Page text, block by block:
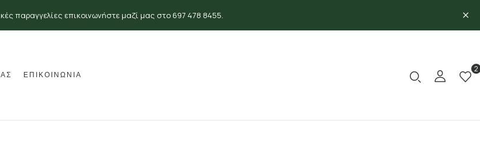
παραγγελίες επικοινωνήστε μαζί μας στο 697 478 8455.
ΕΠΙΚΟΙΝΩΝΙΑ
2